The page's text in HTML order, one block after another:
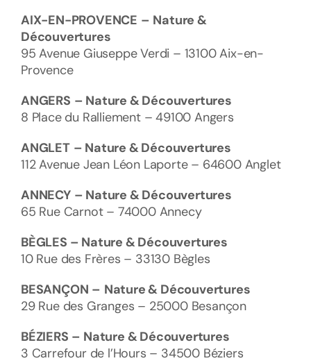
AIX-EN-PROVENCE – Nature &
Découvertures
95 Avenue Giuseppe Verdi – 13100 Aix-en-
Provence
ANGERS – Nature & Découvertures
8 Place du Ralliement – 49100 Angers
ANGLET – Nature & Découvertures
112 Avenue Jean Léon Laporte – 64600 Anglet
ANNECY – Nature & Découvertures
65 Rue Carnot – 74000 Annecy
BÈGLES – Nature & Découvertures
10 Rue des Frères – 33130 Bègles
BESANÇON – Nature & Découvertures
29 Rue des Granges – 25000 Besançon
BÉZIERS – Nature & Découvertures
3 Carrefour de l’Hours – 34500 Béziers